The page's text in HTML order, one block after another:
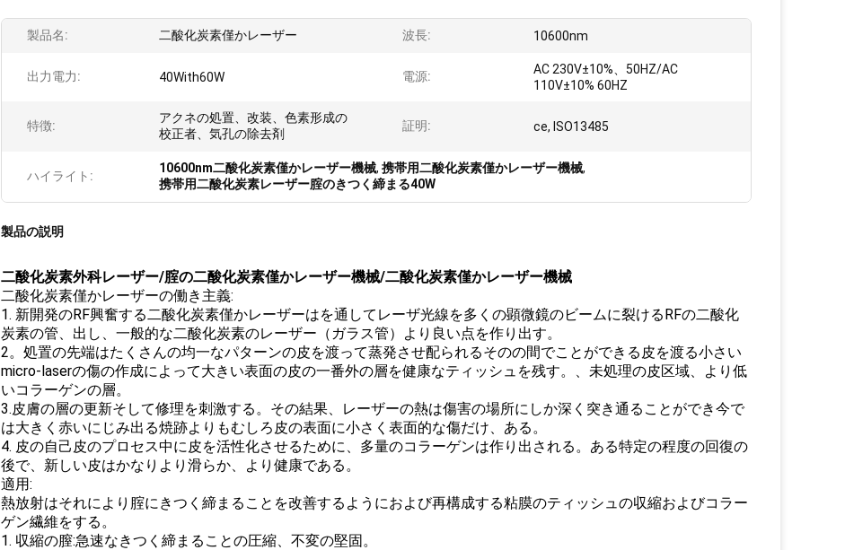
製品名: 二酸化炭素僅かレーザー 波長: 10600nm
出力電力: 40With60W 電源:
AC 230V±10%、50HZ/AC
110V±10% 60HZ
特徴:
アクネの処置、改装、色素形成の
校正者、気孔の除去剤
証明: ce, ISO13485
ハイライト:
10600nm二酸化炭素僅かレーザー機械, 携帯用二酸化炭素僅かレーザー機械,
携帯用二酸化炭素レーザー腟のきつく締まる40W
製品の説明
二酸化炭素外科レーザー/腟の二酸化炭素僅かレーザー機械/二酸化炭素僅かレーザー機械
二酸化炭素僅かレーザーの働き主義:
1. 新開発のRF興奮する二酸化炭素僅かレーザーはを通してレーザ光線を多くの顕微鏡のビームに裂けるRFの二酸化
炭素の管、出し、一般的な二酸化炭素のレーザー（ガラス管）より良い点を作り出す。
2。処置の先端はたくさんの均一なパターンの皮を渡って蒸発させ配られるそのの間でことができる皮を渡る小さい
micro-laserの傷の作成によって大きい表面の皮の一番外の層を健康なティッシュを残す。、未処理の皮区域、より低
いコラーゲンの層。
3.皮膚の層の更新そして修理を刺激する。その結果、レーザーの熱は傷害の場所にしか深く突き通ることができ今で
は大きく赤いにじみ出る焼跡よりもむしろ皮の表面に小さく表面的な傷だけ、ある。
4. 皮の自己皮のプロセス中に皮を活性化させるために、多量のコラーゲンは作り出される。ある特定の程度の回復の
後で、新しい皮はかなりより滑らか、より健康である。
適用:
熱放射はそれにより腟にきつく締まることを改善するようにおよび再構成する粘膜のティッシュの収縮およびコラー
ゲン繊維をする。
1. 収縮の膣:急速なきつく締まることの圧縮、不変の堅固。